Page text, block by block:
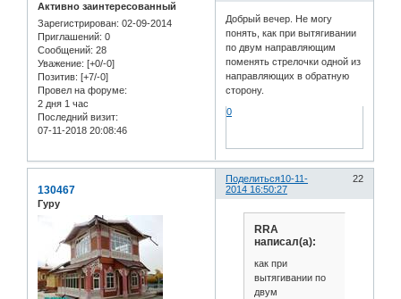
Активно заинтересованный
Зарегистрирован: 02-09-2014
Приглашений: 0
Сообщений: 28
Уважение: [+0/-0]
Позитив: [+7/-0]
Провел на форуме:
2 дня 1 час
Последний визит:
07-11-2018 20:08:46
Добрый вечер. Не могу
понять, как при вытягивании
по двум направляющим
поменять стрелочки одной из
направляющих в обратную
сторону.
0
Поделиться 22
10-11-
2014 16:50:27
130467
Гуру
RRA
написал(а):
как при
вытягивании по
двум